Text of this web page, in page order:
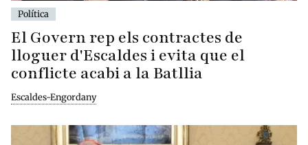
Política
El Govern rep els contractes de
lloguer d'Escaldes i evita que el
conflicte acabi a la Batllia
Escaldes-Engordany